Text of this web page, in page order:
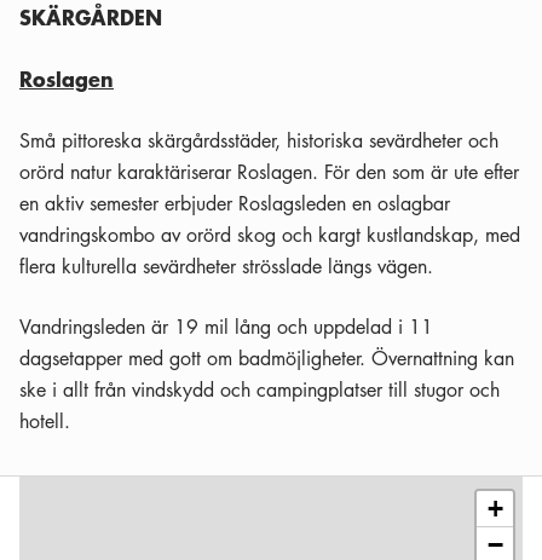
SKÄRGÅRDEN
Roslagen
Små pittoreska skärgårdsstäder, historiska sevärdheter och
orörd natur karaktäriserar Roslagen. För den som är ute efter
en aktiv semester erbjuder Roslagsleden en oslagbar
vandringskombo av orörd skog och kargt kustlandskap, med
flera kulturella sevärdheter strösslade längs vägen.
Vandringsleden är 19 mil lång och uppdelad i 11
dagsetapper med gott om badmöjligheter. Övernattning kan
ske i allt från vindskydd och campingplatser till stugor och
hotell.
+
−